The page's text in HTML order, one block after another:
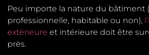
Peu importe la nature du bâtiment
professionnelle, habitable ou non),
extérieure et intérieure doit être
près.